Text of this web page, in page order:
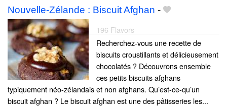
Nouvelle-Zélande : Biscuit Afghan -
196 Flavors
Recherchez-vous une recette de
biscuits croustillants et délicieusement
chocolatés ? Découvrons ensemble
ces petits biscuits afghans
typiquement néo-zélandais et non afghans. Qu’est-ce-qu’un
biscuit afghan ? Le biscuit afghan est une des pâtisseries les...